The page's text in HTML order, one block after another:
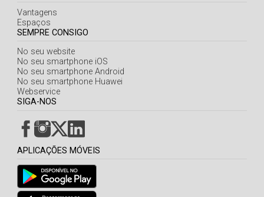
Vantagens
Espaços
SEMPRE CONSIGO
No seu website
No seu smartphone iOS
No seu smartphone Android
No seu smartphone Huawei
Webservice
SIGA-NOS
APLICAÇÕES MÓVEIS